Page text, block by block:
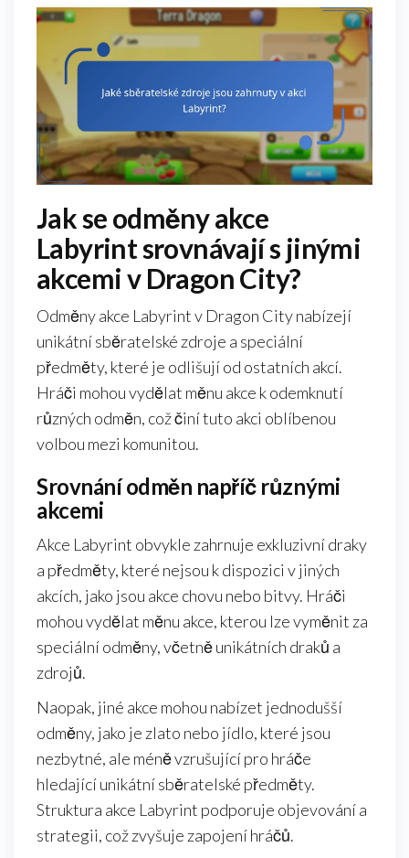
Jak se odměny akce
Labyrint srovnávají s jinými
akcemi v Dragon City?
Odměny akce Labyrint v Dragon City nabízejí
unikátní sběratelské zdroje a speciální
předměty, které je odlišují od ostatních akcí.
Hráči mohou vydělat měnu akce k odemknutí
různých odměn, což činí tuto akci oblíbenou
volbou mezi komunitou.
Srovnání odměn napříč různými
akcemi
Akce Labyrint obvykle zahrnuje exkluzivní draky
a předměty, které nejsou k dispozici v jiných
akcích, jako jsou akce chovu nebo bitvy. Hráči
mohou vydělat měnu akce, kterou lze vyměnit za
speciální odměny, včetně unikátních draků a
zdrojů.
Naopak, jiné akce mohou nabízet jednodušší
odměny, jako je zlato nebo jídlo, které jsou
nezbytné, ale méně vzrušující pro hráče
hledající unikátní sběratelské předměty.
Struktura akce Labyrint podporuje objevování a
strategii, což zvyšuje zapojení hráčů.